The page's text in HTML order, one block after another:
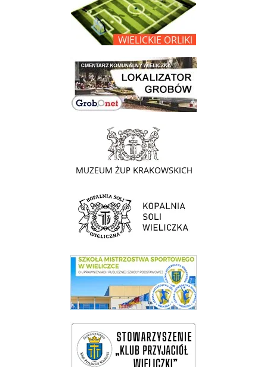
link do lokalizatora grobów na wielickim cmentarzu - grobnet
link do strony - Muzeum Żup Krakowskich Wieliczka
link do strony Kopalni Soli Wieliczka
link do SMS Wieliczka
wieliczka-wieliczanie na bis